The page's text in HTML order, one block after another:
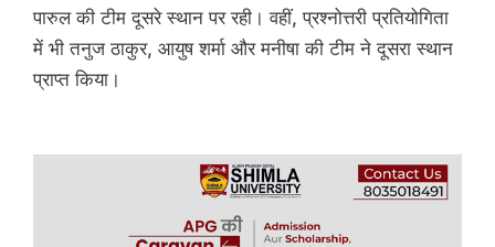
पारुल की टीम दूसरे स्थान पर रही। वहीं, प्रश्नोत्तरी प्रतियोगिता
में भी तनुज ठाकुर, आयुष शर्मा और मनीषा की टीम ने दूसरा स्थान
प्राप्त किया।